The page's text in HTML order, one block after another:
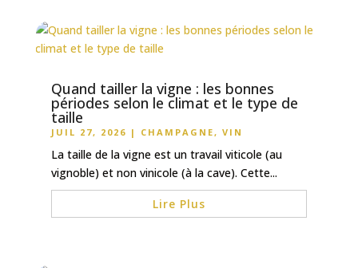
Quand tailler la vigne : les bonnes
périodes selon le climat et le type de
taille
JUIL 27, 2026 | CHAMPAGNE, VIN
La taille de la vigne est un travail viticole (au
vignoble) et non vinicole (à la cave). Cette...
Lire Plus